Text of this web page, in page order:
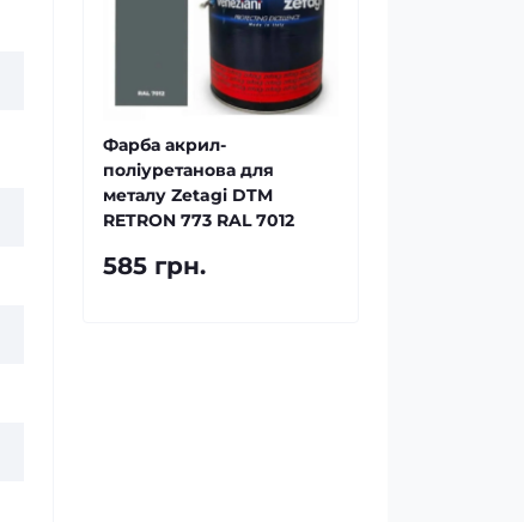
Фарба акрил-
поліуретанова для
металу Zetagi DTM
RETRON 773 RAL 7012
585 грн.